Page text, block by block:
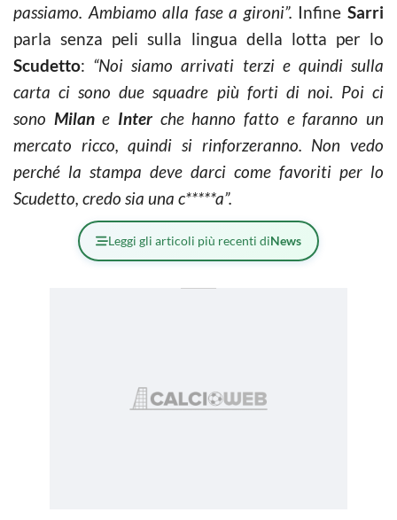
passiamo. Ambiamo alla fase a gironi”. InfineSarri
parla senza peli sulla lingua della lotta per lo
Scudetto: “Noi siamo arrivati terzi e quindi sulla
carta ci sono due squadre più forti di noi. Poi ci
sono Milane Inter che hanno fatto e faranno un
mercato ricco, quindi si rinforzeranno. Non vedo
perché la stampa deve darci come favoriti per lo
Scudetto, credo sia una c*****a”.
Leggi gli articoli più recenti diNews